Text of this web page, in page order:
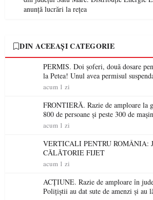
anunță lucrări la rețea
DIN ACEEAȘI CATEGORIE
PERMIS. Doi șoferi, două dosare
la Petea! Unul avea permisul
niciodată permis
acum 1 zi
FRONTIERĂ. Razie de amploare la
800 de persoane și peste 300 de
acum 1 zi
VERTICALI PENTRU ROMÂNIA:
CĂLĂTORIE FIJET
acum 1 zi
ACȚIUNE. Razie de amploare în
Polițiștii au dat sute de amenzi și au